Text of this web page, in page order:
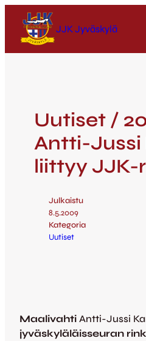
JJK Jyväskylä
Uutiset /
Antti-Jussi
liittyy JJK-
Julkaistu
8.5.2009
Kategoria
Uutiset
Maalivahti Antti-Jussi
jyväskyläläisseuran